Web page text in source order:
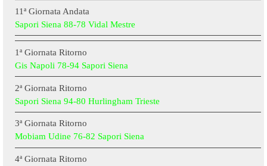
11ª Giornata Andata
Sapori Siena 88-78 Vidal Mestre
1ª Giornata Ritorno
Gis Napoli 78-94 Sapori Siena
2ª Giornata Ritorno
Sapori Siena 94-80 Hurlingham Trieste
3ª Giornata Ritorno
Mobiam Udine 76-82 Sapori Siena
4ª Giornata Ritorno